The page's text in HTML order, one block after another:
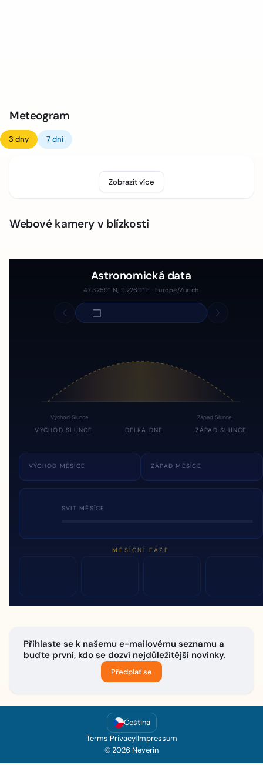
Meteogram
3 dny 7 dní
Zobrazit více
Webové kamery v blízkosti
Astronomická data
47.3259° N, 9.2269° E · Europe/Zurich
Východ Slunce Západ Slunce
VÝCHOD SLUNCE DÉLKA DNE ZÁPAD SLUNCE
VÝCHOD MĚSÍCE ZÁPAD MĚSÍCE
SVIT MĚSÍCE
MĚSÍČNÍ FÁZE
Přihlaste se k našemu e-mailovému seznamu a
buďte první, kdo se dozví nejdůležitější novinky.
Předplať se
Čeština
Terms|Privacy|Impressum
© 2026 Neverin